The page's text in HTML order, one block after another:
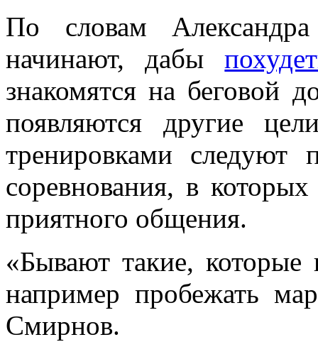
По словам
начинают, дабы
знакомятся на беговой
появляются другие
тренировками следуют
соревнования, в
приятного общения.
«Бывают такие, которые
например пробежать
Смирнов.